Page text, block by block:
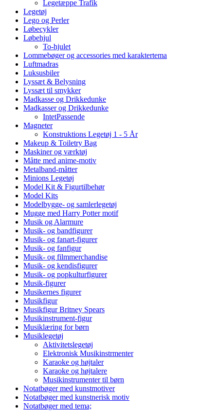
Legetæppe Trafik
Legetøj
Lego og Perler
Løbecykler
Løbehjul
To-hjulet
Lommebøger og accessories med karaktertema
Luftmadras
Luksusbiler
Lyssæt & Belysning
Lyssæt til smykker
Madkasse og Drikkedunke
Madkasser og Drikkedunke
IntetPassende
Magneter
Konstruktions Legetøj 1 - 5 År
Makeup & Toiletry Bag
Maskiner og værktøj
Måtte med anime-motiv
Metalband-måtter
Minions Legetøj
Model Kit & Figurtilbehør
Model Kits
Modelbygge- og samlerlegetøj
Mugge med Harry Potter motif
Musik og Alarmure
Musik- og bandfigurer
Musik- og fanart-figurer
Musik- og fanfigur
Musik- og filmmerchandise
Musik- og kendisfigurer
Musik- og popkulturfigurer
Musik-figurer
Musikernes figurer
Musikfigur
Musikfigur Britney Spears
Musikinstrument-figur
Musiklæring for børn
Musiklegetøj
Aktivitetslegetøj
Elektronisk Musikinstrmenter
Karaoke og højtaler
Karaoke og højtalere
Musikinstrumenter til børn
Notatbøger med kunstmotiver
Notatbøger med kunstnerisk motiv
Notatbøger med tema;